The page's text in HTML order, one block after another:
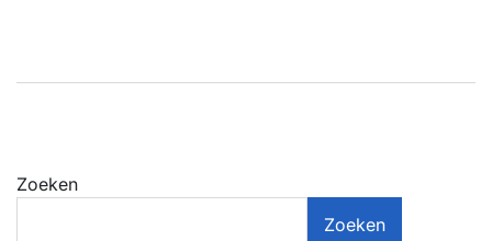
Zoeken
Zoeken